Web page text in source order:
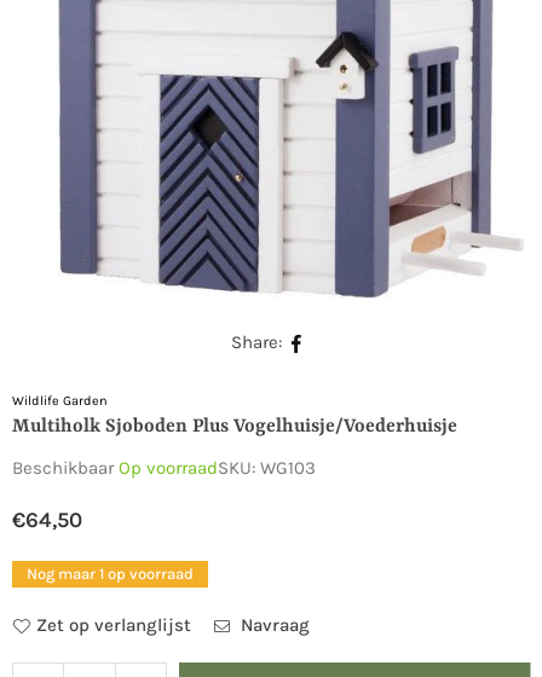
Share:
Wildlife Garden
Multiholk Sjoboden Plus Vogelhuisje/voederhuisje
BeschikbaarOp voorraadSKU: WG103
Normale
prijs
€64,50
Nog maar 1 op voorraad
Zet op verlanglijst Navraag